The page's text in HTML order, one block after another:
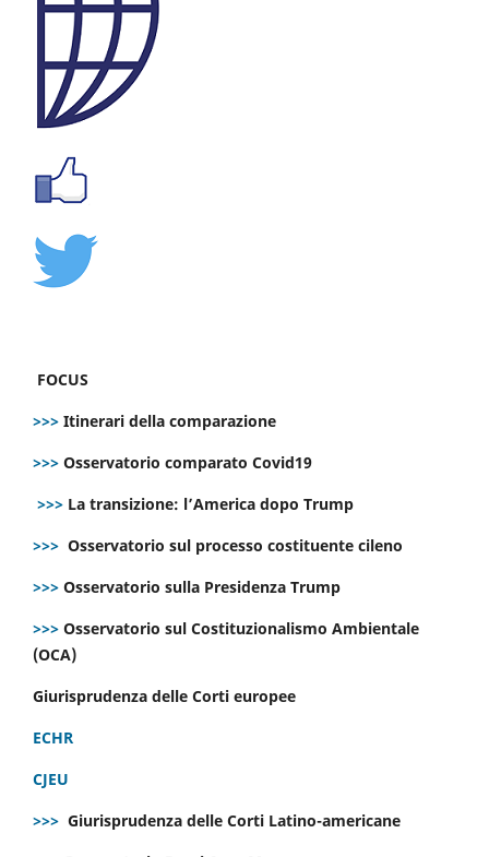
FOCUS
>>> Itinerari della comparazione
>>> Osservatorio comparato Covid19
>>> La transizione: l’America dopo Trump
>>> Osservatorio sul processo costituente cileno
>>> Osservatorio sulla Presidenza Trump
>>> Osservatorio sul Costituzionalismo Ambientale
(OCA)
Giurisprudenza delle Corti europee
ECHR
CJEU
>>> Giurisprudenza delle Corti Latino-americane